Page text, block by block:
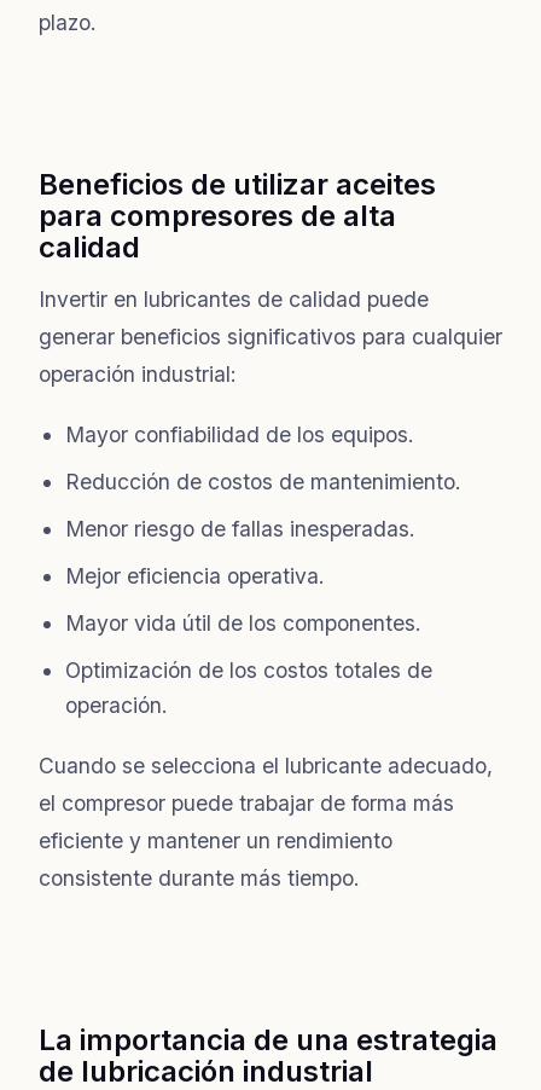
plazo.
Beneficios de utilizar aceites
para compresores de alta
calidad
Invertir en lubricantes de calidad puede
generar beneficios significativos para cualquier
operación industrial:
Mayor confiabilidad de los equipos.
Reducción de costos de mantenimiento.
Menor riesgo de fallas inesperadas.
Mejor eficiencia operativa.
Mayor vida útil de los componentes.
Optimización de los costos totales de
operación.
Cuando se selecciona el lubricante adecuado,
el compresor puede trabajar de forma más
eficiente y mantener un rendimiento
consistente durante más tiempo.
La importancia de una estrategia
de lubricación industrial